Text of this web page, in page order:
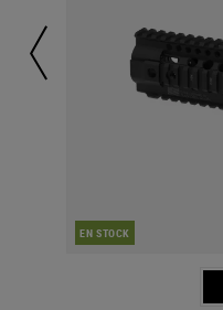
EN STOCK